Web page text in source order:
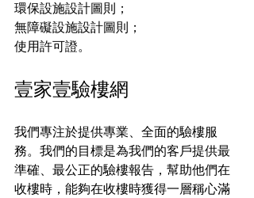
環保設施設計圖則；
無障礙設施設計圖則；
使用許可證。
壹家壹驗樓網
我們專注於提供專業、全面的驗樓服
務。我們的目標是為我們的客戶提供最
準確、最公正的驗樓報告，幫助他們在
收樓時，能夠在收樓時獲得一層稱心滿